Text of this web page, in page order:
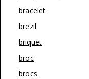
bracelet
brezil
briquet
broc
brocs